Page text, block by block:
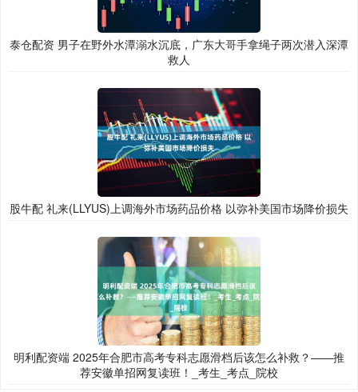
泰仓配资 男子在野外水潭溺水沉底，广东大哥手拿绳子两次潜入深潭
救人
股牛配 礼来(LLYUS)上调海外市场药品价格 以弥补美国市场降价损失
明利配资端 2025年合肥市高考专科志愿滑档后该怎么补救？——推
荐安徽单招网复读班！_考生_考点_院校